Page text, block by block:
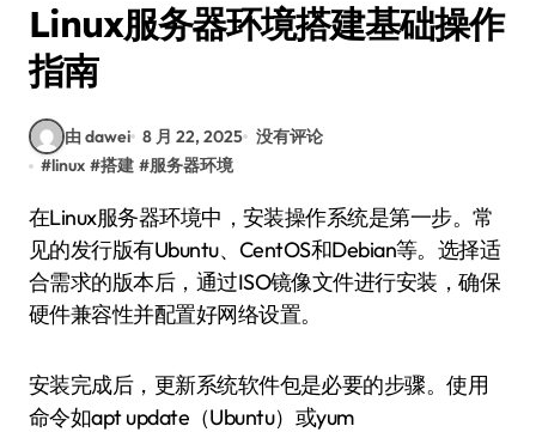
Linux服务器环境搭建基础操作
指南
由 dawei 8 月 22, 2025 没有评论
#linux #搭建 #服务器环境
在Linux服务器环境中，安装操作系统是第一步。常
见的发行版有Ubuntu、CentOS和Debian等。选择适
合需求的版本后，通过ISO镜像文件进行安装，确保
硬件兼容性并配置好网络设置。
安装完成后，更新系统软件包是必要的步骤。使用
命令如apt update（Ubuntu）或yum